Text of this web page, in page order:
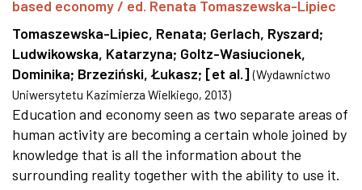
based economy / ed. Renata Tomaszewska-Lipiec
Tomaszewska-Lipiec, Renata; Gerlach, Ryszard;
Ludwikowska, Katarzyna; Goltz-Wasiucionek,
Dominika; Brzeziński, Łukasz; [et al.] (Wydawnictwo
Uniwersytetu Kazimierza Wielkiego, 2013)
Education and economy seen as two separate areas of
human activity are becoming a certain whole joined by
knowledge that is all the information about the
surrounding reality together with the ability to use it.